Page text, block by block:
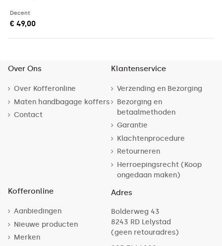
Decent
€ 49,00
Over Ons
Over Kofferonline
Maten handbagage koffers
Contact
Klantenservice
Verzending en Bezorging
Bezorging en
betaalmethoden
Garantie
Klachtenprocedure
Retourneren
Herroepingsrecht (Koop
ongedaan maken)
Kofferonline
Aanbiedingen
Nieuwe producten
Merken
Adres
Bolderweg 43
8243 RD Lelystad
(geen retouradres)